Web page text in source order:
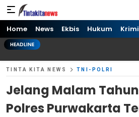
Tinta kita News
Informasi Terkini
Home News Ekbis Hukum
HEADLINE
TINTA KITA NEWS TNI-POLRI
Jelang Malam Tahun
Polres Purwakarta